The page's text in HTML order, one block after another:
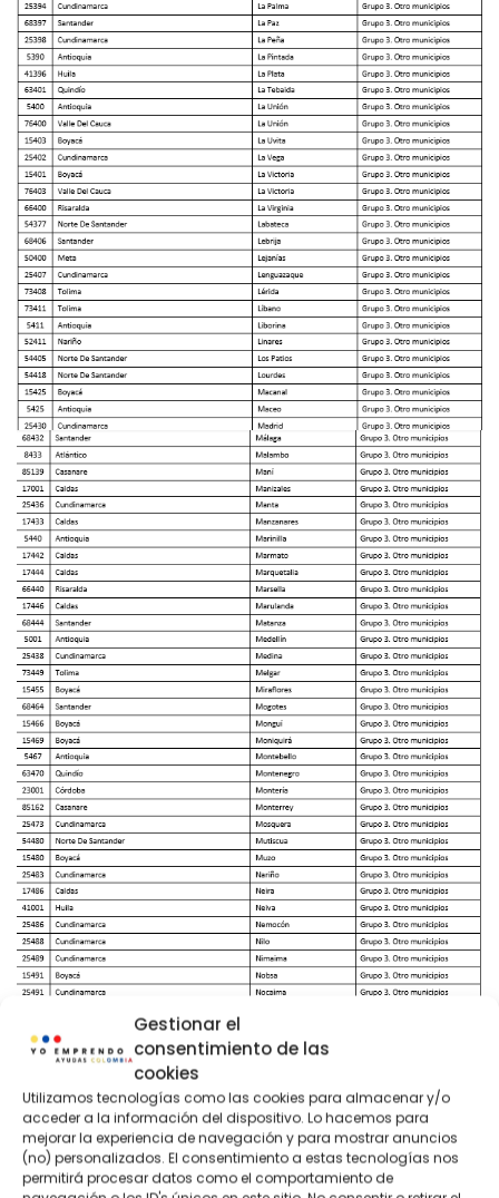
Gestionar el
consentimiento de las
cookies
Utilizamos tecnologías como las cookies para almacenar y/o
acceder a la información del dispositivo. Lo hacemos para
mejorar la experiencia de navegación y para mostrar anuncios
(no) personalizados. El consentimiento a estas tecnologías nos
permitirá procesar datos como el comportamiento de